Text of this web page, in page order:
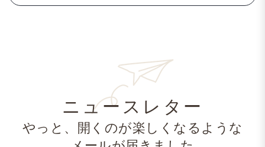
ニュースレター
やっと、開くのが楽しくなるような